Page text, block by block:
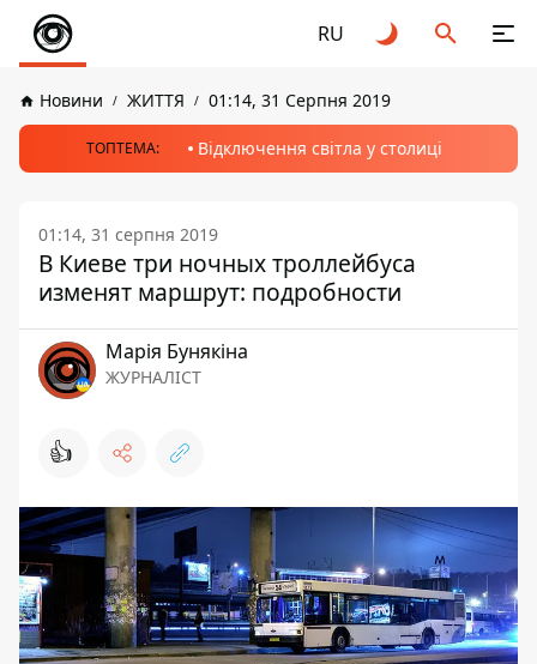
RU
Новини ЖИТТЯ 01:14, 31 Серпня 2019
ТОПТЕМА: Відключення світла у столиці
01:14, 31 серпня 2019
В Киеве три ночных троллейбуса
изменят маршрут: подробности
Марія Бунякіна
ЖУРНАЛІСТ
👍